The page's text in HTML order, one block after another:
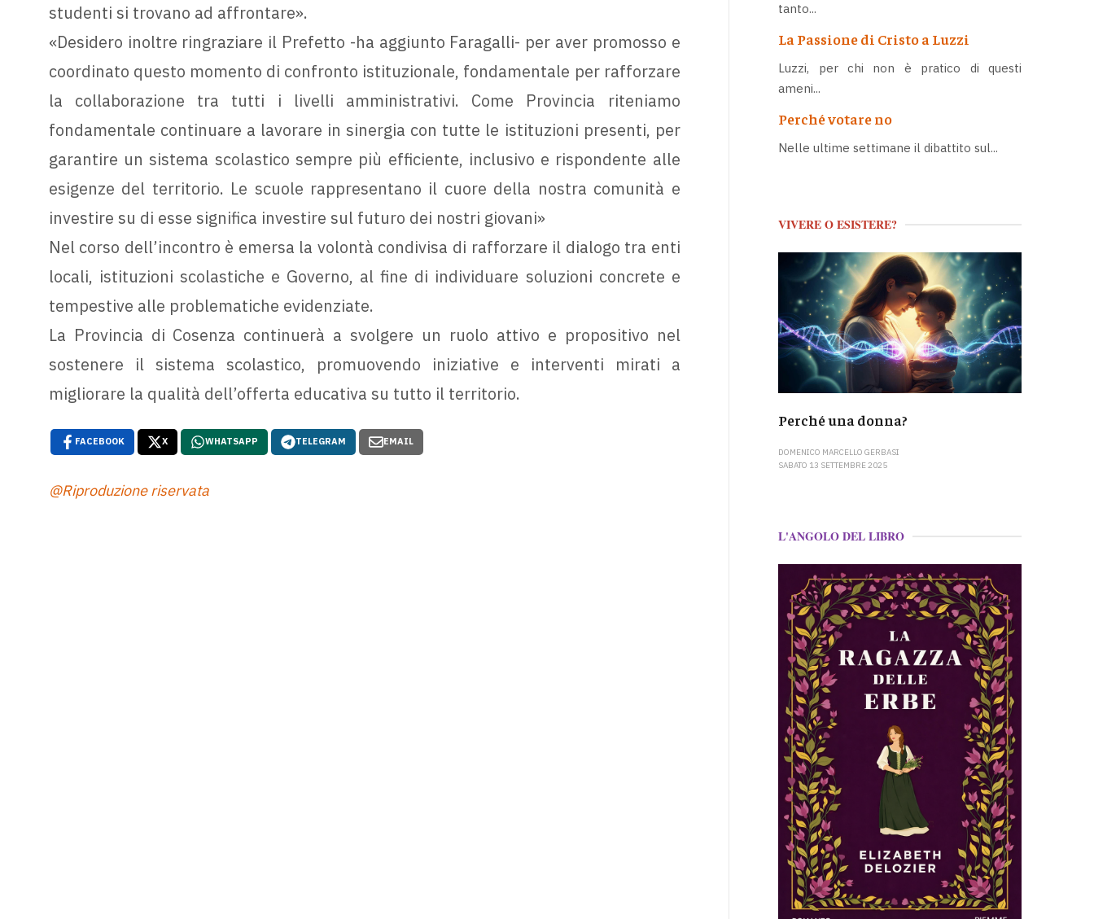
studenti si trovano ad affrontare».
«Desidero inoltre ringraziare il Prefetto -ha aggiunto Faragalli- per aver promosso e
coordinato questo momento di confronto istituzionale, fondamentale per rafforzare
la collaborazione tra tutti i livelli amministrativi. Come Provincia riteniamo
fondamentale continuare a lavorare in sinergia con tutte le istituzioni presenti, per
garantire un sistema scolastico sempre più efficiente, inclusivo e rispondente alle
esigenze del territorio. Le scuole rappresentano il cuore della nostra comunità e
investire su di esse significa investire sul futuro dei nostri giovani»
Nel corso dell’incontro è emersa la volontà condivisa di rafforzare il dialogo tra enti
locali, istituzioni scolastiche e Governo, al fine di individuare soluzioni concrete e
tempestive alle problematiche evidenziate.
La Provincia di Cosenza continuerà a svolgere un ruolo attivo e propositivo nel
sostenere il sistema scolastico, promuovendo iniziative e interventi mirati a
migliorare la qualità dell’offerta educativa su tutto il territorio.
FACEBOOK X WHATSAPP TELEGRAM EMAIL
@Riproduzione riservata
tanto...
La Passione di Cristo a Luzzi
Luzzi, per chi non è pratico di questi
ameni...
Perché votare no
Nelle ultime settimane il dibattito sul...
VIVERE O ESISTERE?
Perché una donna?
DOMENICO MARCELLO GERBASI
SABATO 13 SETTEMBRE 2025
L'ANGOLO DEL LIBRO